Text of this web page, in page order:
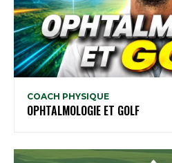
COACH PHYSIQUE
OPHTALMOLOGIE ET GOLF